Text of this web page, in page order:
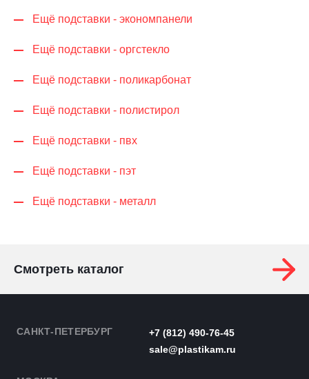
Ещё подставки - экономпанели
Ещё подставки - оргстекло
Ещё подставки - поликарбонат
Ещё подставки - полистирол
Ещё подставки - пвх
Ещё подставки - пэт
Ещё подставки - металл
Смотреть каталог
САНКТ-ПЕТЕРБУРГ
+7 (812) 490-76-45
sale@plastikam.ru